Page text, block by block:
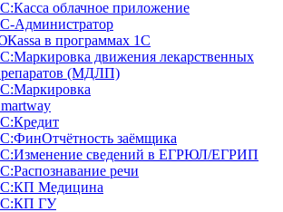
облачное приложение
Администратор
в программах 1С
движения лекарственных
(МДЛП)
заёмщика
сведений в ЕГРЮЛ/ЕГРИП
речи
Медицина
ГУ